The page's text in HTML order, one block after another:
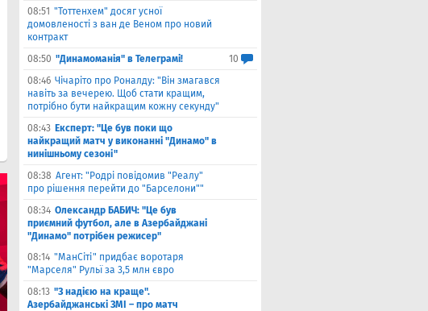
08:51 "Тоттенхем" досяг усної
домовленості з ван де Веном про новий
контракт
08:50 "Динамоманія" в Телеграмі!
10
08:46 Чiчаріто про Роналду: "Він змагався
навіть за вечерею. Щоб стати кращим,
потрібно бути найкращим кожну секунду"
08:43 Експерт: "Це був поки що
найкращий матч у виконанні "Динамо" в
нинішньому сезоні"
08:38 Агент: "Родрі повідомив "Реалу"
про рішення перейти до "Барселони""
08:34 Олександр БАБИЧ: "Це був
приємний футбол, але в Азербайджані
"Динамо" потрібен режисер"
08:14 "МанСіті" придбає воротаря
"Марселя" Рульї за 3,5 млн євро
08:13 "З надією на краще".
Азербайджанські ЗМІ – про матч